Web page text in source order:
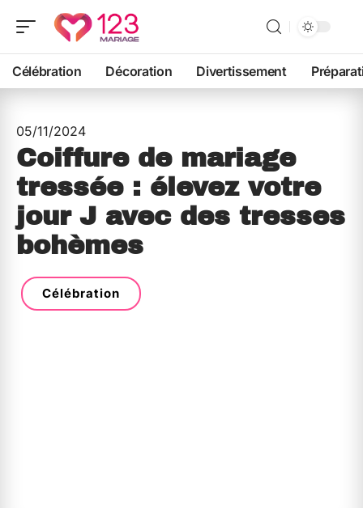
Célébration Décoration Divertissement
05/11/2024
Coiffure de mariage
tressée : élevez votre
jour J avec des tresses
bohèmes
Célébration